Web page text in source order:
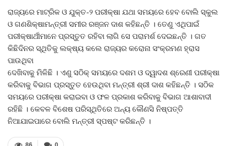
ରାଜ୍ୟରେ ମାଟ୍ରିକ ଓ ଯୁକ୍ତ-୨ ପରୀକ୍ଷା ଯଥା ସମୟରେ ହେବ ବୋଲି ସ୍କୁଲ
ଓ ଗଣଶିକ୍ଷାମନ୍ତ୍ରୀ ସମୀର ରଞ୍ଜନ ଦାଶ କହିଛନ୍ତି । ତେଣୁ ଏଥିପାଇଁ
ପରୀକ୍ଷାର୍ଥୀମାନେ ପ୍ରସ୍ତୁତ ରହିବା ଲାଗି ସେ ପରାମର୍ଶ ଦେଇଛନ୍ତି । ଗତ
କିଛିଦିନର ସ୍ଥିତିକୁ ଲକ୍ଷ୍ୟ କଲେ ରାଜ୍ୟର କରୋନା ସଂକ୍ରମଣ ହ୍ରାସ
ପାଉଥିବା
ଦେଖିବାକୁ ମିଳିଛି । ଏଣୁ ସଠିକ୍‍ ସମୟରେ ଦଶମ ଓ ଦ୍ୱାଦଶ ଶ୍ରେଣୀ ପରୀକ୍ଷା
କରିବାକୁ ବିଭାଗ ପ୍ରସ୍ତୁତ ହେଉଥିବା ମନ୍ତ୍ରୀ ଶ୍ରୀ ଦାଶ କହିଛନ୍ତି । ସଠିକ
ସମୟରେ ପରୀକ୍ଷା କରାଇବା ଓ ଫଳ ପ୍ରକାଶ କରିବାକୁ ବିଭାଗ ଆଶାବାଦୀ
ରହିଛି । କେବଳ ବିଶେଷ ପରିସ୍ଥିତିରେ ଅନ୍ୟ କୌଣସି ନିଷ୍ପତ୍ତି
ନିଆଯାଇପାରେ ବୋଲି ମନ୍ତ୍ରୀ ସ୍ପଷ୍ଟ କରିଛନ୍ତି ।